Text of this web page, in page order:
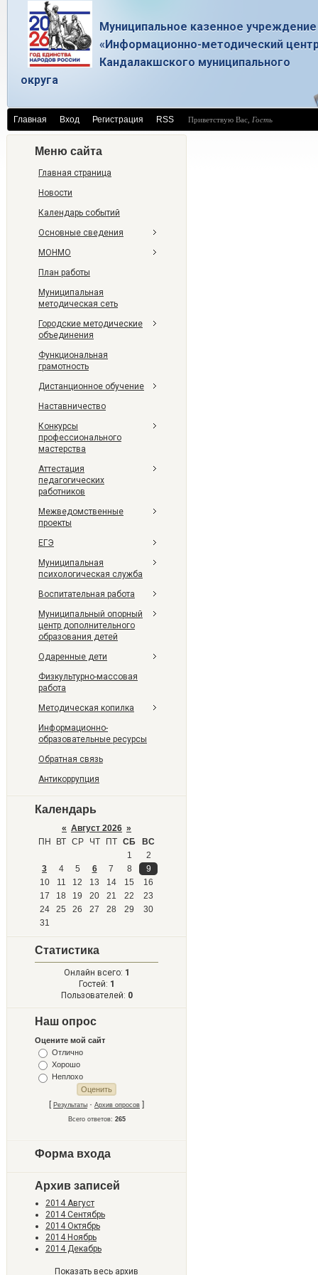
Муниципальное казенное учреждение
«Информационно-методический
Кандалакшского муниципального
округа
Главная Вход Регистрация RSS Приветствую Вас Гость
Меню сайта
Главная страница
Новости
Календарь событий
Основные сведения
МОНМО
План работы
Муниципальная
методическая сеть
Городские методические
объединения
Функциональная
грамотность
Дистанционное обучение
Наставничество
Конкурсы
профессионального
мастерства
Аттестация
педагогических
работников
Межведомственные
проекты
ЕГЭ
Муниципальная
психологическая служба
Воспитательная работа
Муниципальный опорный
центр дополнительного
образования детей
Одаренные дети
Физкультурно-массовая
работа
Методическая копилка
Информационно-
образовательные ресурсы
Обратная связь
Антикоррупция
Календарь
« Август 2026 »
ПН
ВТ СР ЧТ ПТ СБ
ВС
1
2
3
4 5 6 7 8
9
10
11 12 13 14 15
16
17
18 19 20 21 22
23
24
25 26 27 28 29
30
31
Статистика
Онлайн всего: 1
Гостей: 1
Пользователей: 0
Наш опрос
Оцените мой сайт
Отлично
Хорошо
Неплохо
[ Результаты · Архив опросов ]
Всего ответов: 265
Форма входа
Архив записей
2014 Август
2014 Сентябрь
2014 Октябрь
2014 Ноябрь
2014 Декабрь
Показать весь архив